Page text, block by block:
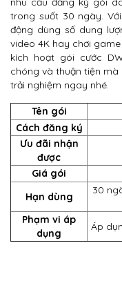
trong suốt 30 ngày.
động dùng số dung
video 4K hay chơi
kích hoạt gói cước
chóng và thuận tiện
trải nghiệm ngay nhé.
Tên gói
Cách đăng ký
Ưu đãi nhận
được
Giá gói
Hạn dùng
30
Phạm vi áp
dụng
Áp